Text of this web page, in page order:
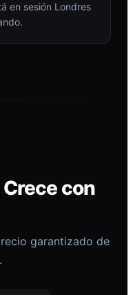
en sesión Londres
con
garantizado de